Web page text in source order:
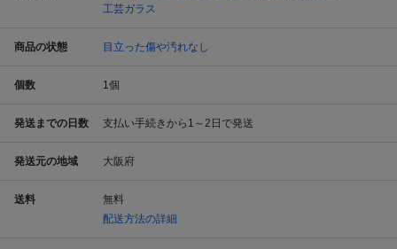
工芸ガラス
商品の状態 目立った傷や汚れなし
個数 1個
発送までの日数 支払い手続きから1～2日で発送
発送元の地域 大阪府
送料
無料
配送方法の詳細